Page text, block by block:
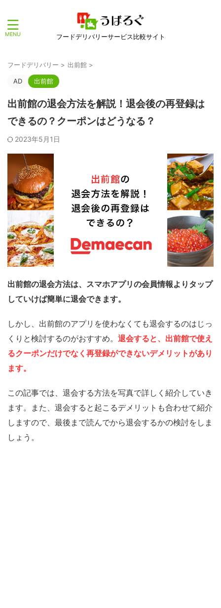
フードデリバリーサービス比較サイト
フードデリバリー > 出前館 >
AD 出前館
出前館の退会方法を解説！退会後の再登録は
できるの？クーポンはどうなる？
2023年5月1日
出前館の退会方法は、スマホアプリの会員情報よりタップ
していけば簡単に退会できます。
しかし、出前館のアプリを使わなくても退会するのはじっ
くりと検討するのがおすすめ。 退会すると、出前館で使え
るクーポンだけでなく再登録ができないデメリットがあり
ます。
この記事では、退会する方法を写真で詳しく紹介していき
ます。また、退会すると起こるデメリットも合わせて紹介
しますので、最後まで読んでから退会するかの検討をしま
しょう。